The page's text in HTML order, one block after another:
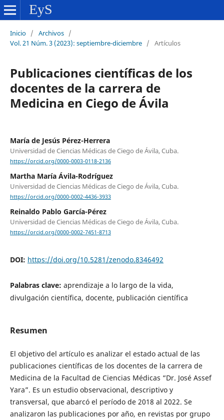
Inicio / Archivos /
Vol. 21 Núm. 3 (2023): septiembre-diciembre / Artículos
Publicaciones científicas de los
docentes de la carrera de
Medicina en Ciego de Ávila
María de Jesús Pérez-Herrera
Universidad de Ciencias Médicas de Ciego de Ávila, Cuba.
https://orcid.org/0000-0003-0118-2136
Martha María Ávila-Rodríguez
Universidad de Ciencias Médicas de Ciego de Ávila, Cuba.
https://orcid.org/0000-0002-4436-3933
Reinaldo Pablo García-Pérez
Universidad de Ciencias Médicas de Ciego de Ávila, Cuba.
https://orcid.org/0000-0002-7451-8713
DOI: https://doi.org/10.5281/zenodo.8346492
Palabras clave: aprendizaje a lo largo de la vida,
divulgación científica, docente, publicación científica
Resumen
El objetivo del artículo es analizar el estado actual de las
publicaciones científicas de los docentes de la carrera de
Medicina de la Facultad de Ciencias Médicas “Dr. José Assef
Yara”. Es un estudio observacional, descriptivo y
transversal, que abarcó el período de 2018 al 2022. Se
analizaron las publicaciones por año, en revistas por grupo